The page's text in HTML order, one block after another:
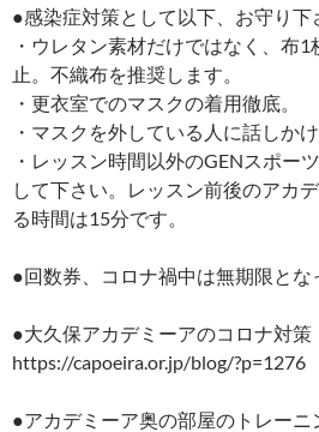
●感染症対策として以下、お守り下
・ウレタン素材だけではなく、布
止。不織布を推奨します。
・更衣室でのマスクの着用徹底。
・マスクを外している人に話しか
・レッスン時間以外のGENスポー
して下さい。レッスン前後のアカ
る時間は15分です。
●回数券、コロナ禍中は無期限とな
●大久保アカデミーアのコロナ対策
https://capoeira.or.jp/blog/?p=1276
●アカデミーア奥の部屋のトレー